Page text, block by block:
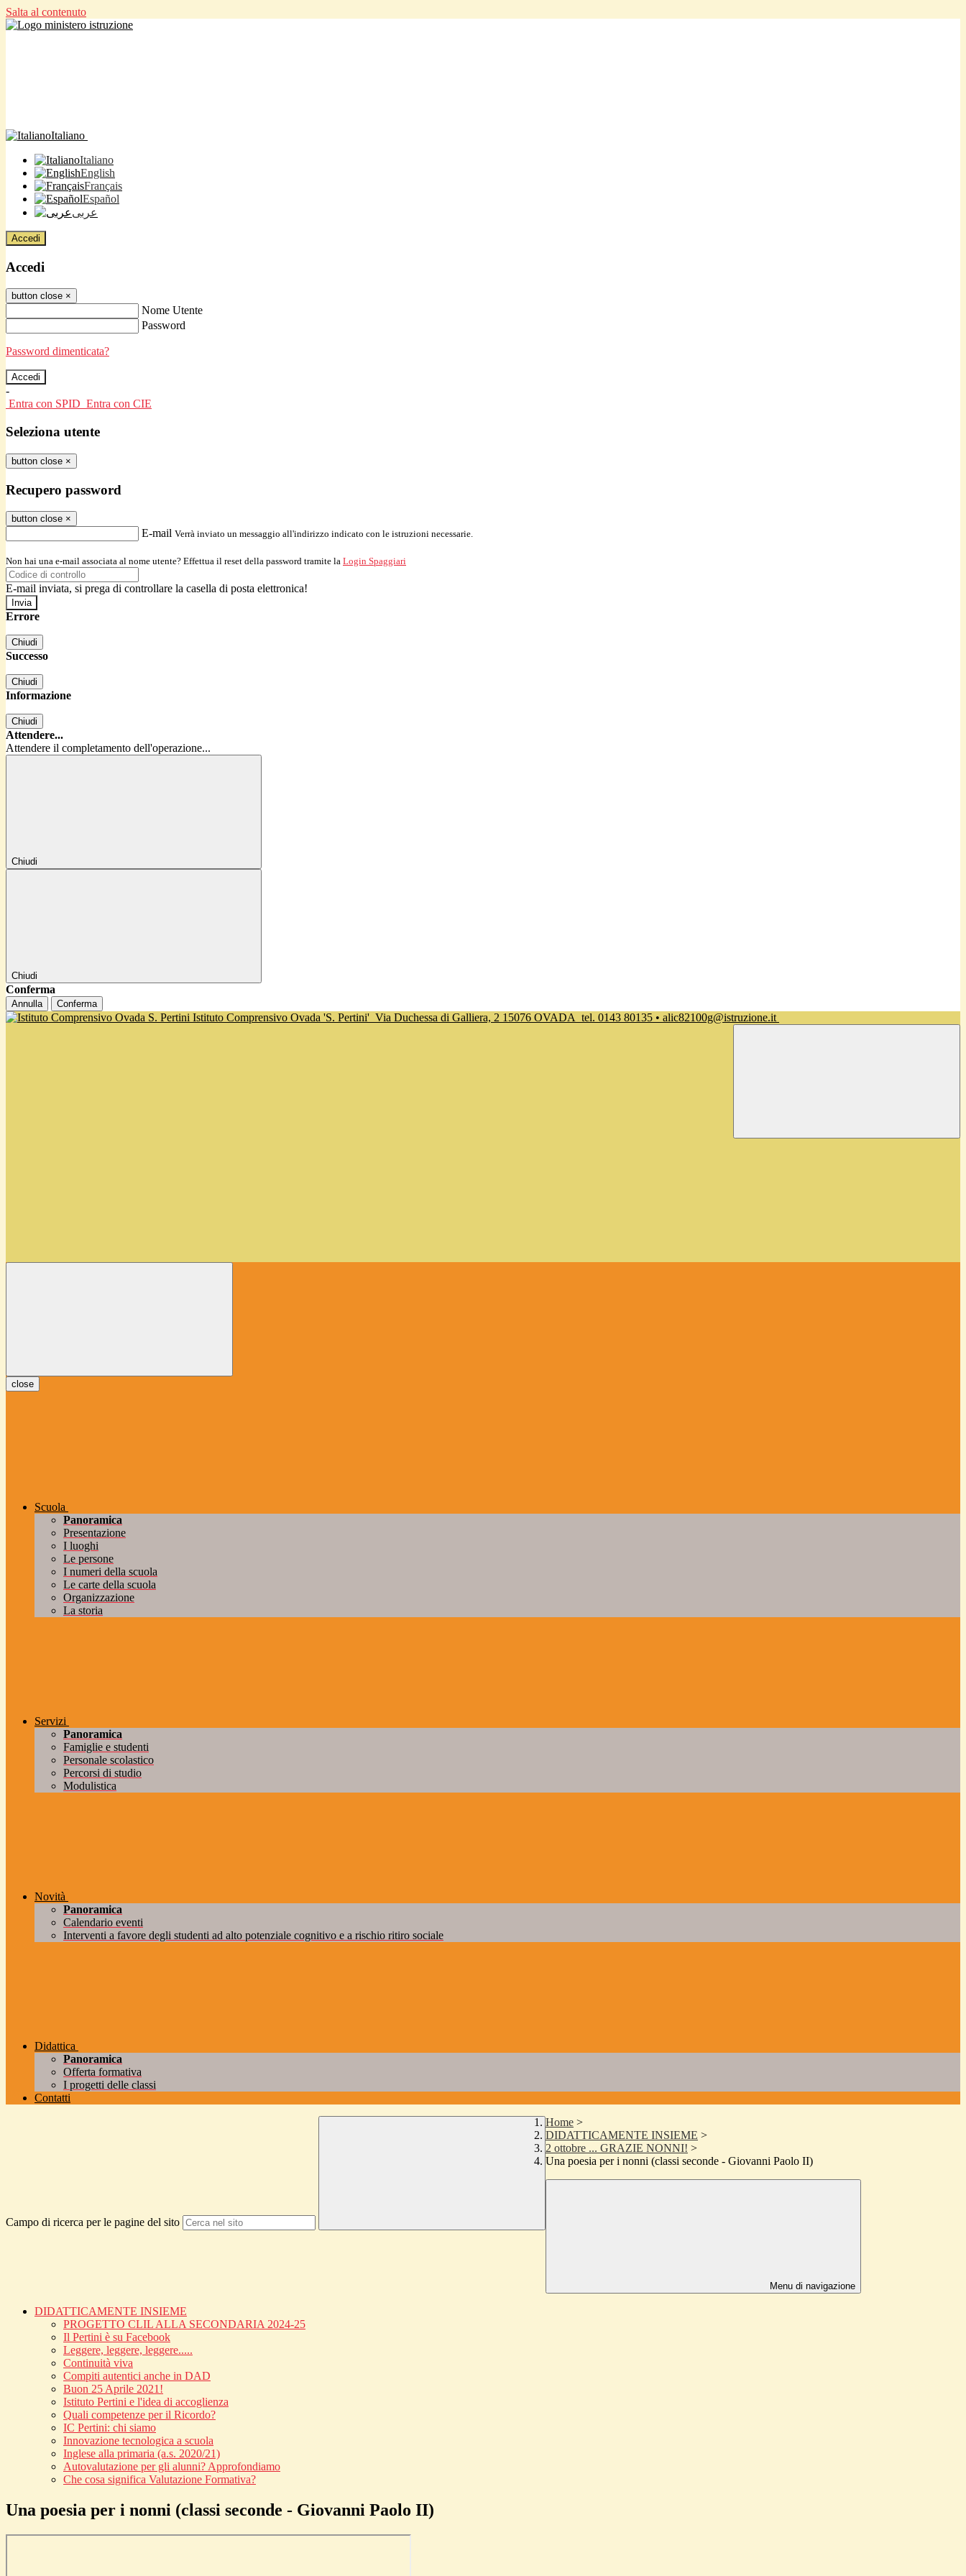
Salta al contenuto
Italiano
Italiano
English
Français
Español
عربى
Accedi
Accedi
button close ×
Nome Utente
Password
Password dimenticata?
-
Entra con SPID Entra con CIE
Seleziona utente
button close ×
Recupero password
button close ×
E-mail Verrà inviato un messaggio all'indirizzo indicato con le istruzioni necessarie.
Non hai una e-mail associata al nome utente? Effettua il reset della password tramite la Login Spaggiari
E-mail inviata, si prega di controllare la casella di posta elettronica!
Errore
Chiudi
Successo
Chiudi
Informazione
Chiudi
Attendere...
Attendere il completamento dell'operazione...
Chiudi
Chiudi
Conferma
Annulla Conferma
Istituto Comprensivo Ovada 'S. Pertini' Via Duchessa di Galliera, 2 15076 OVADA tel. 0143 80135 • alic82100g@istruzione.it
close
Scuola
Panoramica
Presentazione
I luoghi
Le persone
I numeri della scuola
Le carte della scuola
Organizzazione
La storia
Servizi
Panoramica
Famiglie e studenti
Personale scolastico
Percorsi di studio
Modulistica
Novità
Panoramica
Calendario eventi
Interventi a favore degli studenti ad alto potenziale cognitivo e a rischio ritiro sociale
Didattica
Panoramica
Offerta formativa
I progetti delle classi
Contatti
Campo di ricerca per le pagine del sito
Home >
DIDATTICAMENTE INSIEME >
2 ottobre ... GRAZIE NONNI! >
Una poesia per i nonni (classi seconde - Giovanni Paolo II)
Menu di navigazione
DIDATTICAMENTE INSIEME
PROGETTO CLIL ALLA SECONDARIA 2024-25
Il Pertini è su Facebook
Leggere, leggere, leggere.....
Continuità viva
Compiti autentici anche in DAD
Buon 25 Aprile 2021!
Istituto Pertini e l'idea di accoglienza
Quali competenze per il Ricordo?
IC Pertini: chi siamo
Innovazione tecnologica a scuola
Inglese alla primaria (a.s. 2020/21)
Autovalutazione per gli alunni? Approfondiamo
Che cosa significa Valutazione Formativa?
Una poesia per i nonni (classi seconde - Giovanni Paolo II)